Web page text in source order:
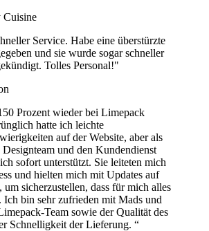
Cuisine
Service. Habe eine überstürzte
und sie wurde sogar schneller
Tolles Personal!"
Prozent wieder bei Limepack
hatte ich leichte
auf der Website, aber als
und den Kundendienst
sofort unterstützt. Sie leiteten mich
und hielten mich mit Updates auf
um sicherzustellen, dass für mich alles
Ich bin sehr zufrieden mit Mads und
Team sowie der Qualität des
Schnelligkeit der Lieferung. “